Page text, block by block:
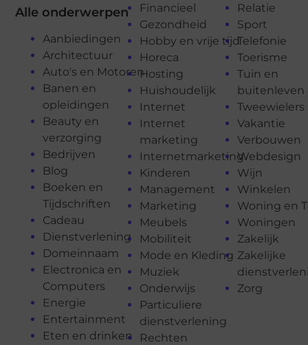
Alle onderwerpen
Aanbiedingen
Architectuur
Auto's en Motoren
Banen en
opleidingen
Beauty en
verzorging
Bedrijven
Blog
Boeken en
Tijdschriften
Cadeau
Dienstverlening
Domeinnaam
Electronica en
Computers
Energie
Entertainment
Eten en drinken
Financieel
Gezondheid
Hobby en vrije tijd
Horeca
Hosting
Huishoudelijk
Internet
Internet
marketing
Internetmarketing
Kinderen
Management
Marketing
Meubels
Mobiliteit
Mode en Kleding
Muziek
Onderwijs
Particuliere
dienstverlening
Rechten
Relatie
Sport
Telefonie
Toerisme
Tuin en
buitenleven
Tweewielers
Vakantie
Verbouwen
Webdesign
Wijn
Winkelen
Woning en
Woningen
Zakelijk
Zakelijke
Zorg